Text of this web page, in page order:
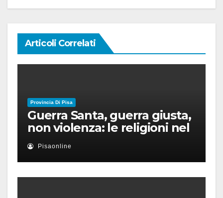
Articoli Correlati
Provincia Di Pisa
Guerra Santa, guerra giusta,
non violenza: le religioni nel
nuovo disordine mondiale
Pisaonline